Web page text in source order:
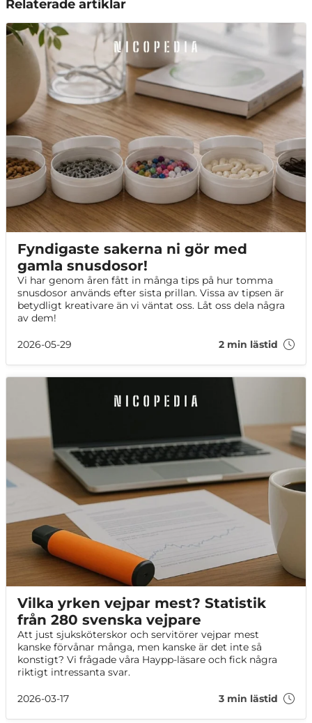
Relaterade artiklar
Fyndigaste sakerna ni gör med
gamla snusdosor!
Vi har genom åren fått in många tips på hur tomma
snusdosor används efter sista prillan. Vissa av tipsen är
betydligt kreativare än vi väntat oss. Låt oss dela några
av dem!
2026-05-29 2 min lästid
Vilka yrken vejpar mest? Statistik
från 280 svenska vejpare
Att just sjuksköterskor och servitörer vejpar mest
kanske förvånar många, men kanske är det inte så
konstigt? Vi frågade våra Haypp-läsare och fick några
riktigt intressanta svar.
2026-03-17 3 min lästid